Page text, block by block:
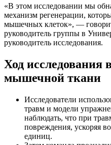
«В этом исследовании мы
механизм регенерации,
мышечных клеток», —
руководитель группы в
руководитель исследования.
Ход исследования
мышечной ткани
Исследователи
травм и модели
наблюдать, что при
повреждения, ускоряя
единиц.